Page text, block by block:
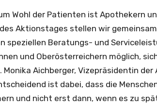
Wohl der Patienten ist Apothekern
Aktionstages stellen wir
speziellen Beratungs- und
und Oberösterreichern möglich,
Monika Aichberger, Vizepräsidentin
ist dabei, dass die
und nicht erst dann, wenn es zu